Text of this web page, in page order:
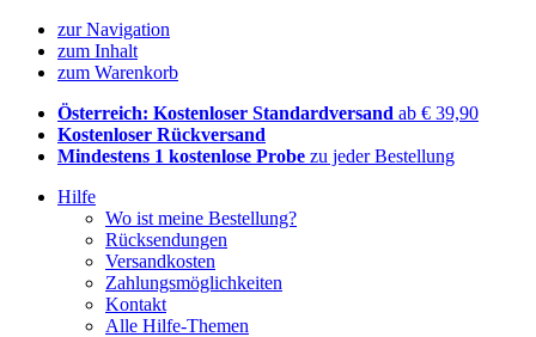
zur Navigation
zum Inhalt
zum Warenkorb
Österreich: Kostenloser Standardversand ab € 39,90
Kostenloser Rückversand
Mindestens 1 kostenlose Probe zu jeder Bestellung
Hilfe
Wo ist meine Bestellung?
Rücksendungen
Versandkosten
Zahlungsmöglichkeiten
Kontakt
Alle Hilfe-Themen